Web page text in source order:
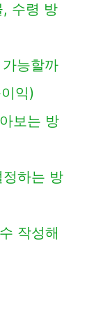
, 수령 방
능할까
익)
보는 방
하는 방
작성해